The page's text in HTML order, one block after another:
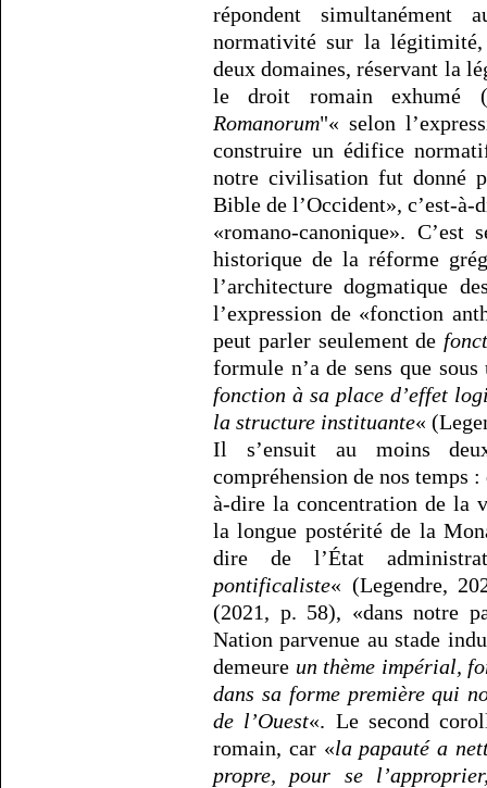
répondent
normativité sur la
deux domaines, réservant la
le droit romain exhumé
Romanorum"« selon
construire un édifice
notre civilisation fut donné
Bible de l’Occident», c’est-
«romano-canonique».
historique de la réforme
l’architecture dogmatique
l’expression de «fonction
peut parler seulement de
formule n’a de sens que
fonction à sa place d’effet
la structure instituante«
Il s’ensuit au moins
compréhension de nos temps
à-dire la concentration de la
la longue postérité de la
dire de l’État
pontificaliste« (Legendre,
(2021, p. 58), «dans notre
Nation parvenue au stade
demeure un thème impérial,
dans sa forme première qui
de l’Ouest«. Le second
romain, car «la papauté a
propre, pour se